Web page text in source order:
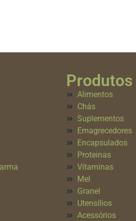
Produtos
Alimentos
Chás
Suplementos
Emagrecedores
Encapsulados
Proteinas
Vitaminas
Mel
Granel
Utensílios
Acessórios